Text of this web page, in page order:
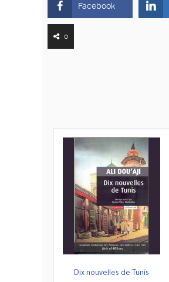
Facebook
0
Dix nouvelles de Tunis